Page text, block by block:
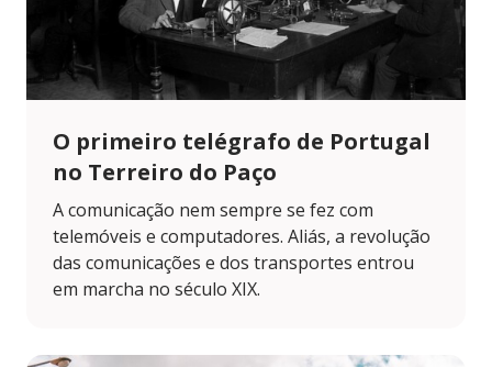
O primeiro telégrafo de Portugal
no Terreiro do Paço
A comunicação nem sempre se fez com
telemóveis e computadores. Aliás, a revolução
das comunicações e dos transportes entrou
em marcha no século XIX.